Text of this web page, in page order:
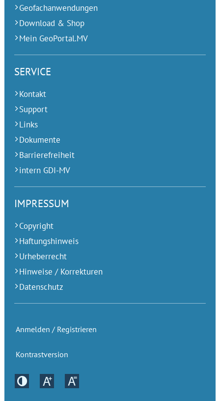
Geofachanwendungen
Download & Shop
Mein GeoPortal.MV
SERVICE
Kontakt
Support
Links
Dokumente
Barrierefreiheit
intern GDI-MV
IMPRESSUM
Copyright
Haftungshinweis
Urheberrecht
Hinweise / Korrekturen
Datenschutz
Anmelden / Registrieren
Kontrastversion
Kontrastversion